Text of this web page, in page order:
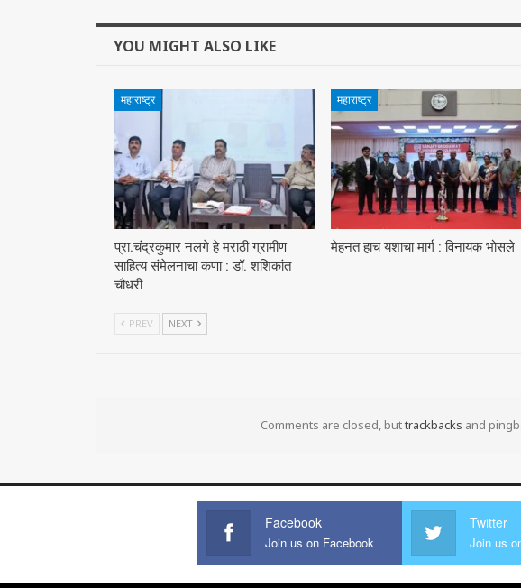
YOU MIGHT ALSO LIKE
महाराष्ट्र
प्रा.चंद्रकुमार नलगे हे मराठी ग्रामीण
साहित्य संमेलनाचा कणा : डॉ. शशिकांत
चौधरी
महाराष्ट्र
मेहनत हाच यशाचा मार्ग : विनायक भोसले
PREV NEXT
Comments are closed, buttrackbacks and
Facebook
Join us on Facebook
Twitter
Join us